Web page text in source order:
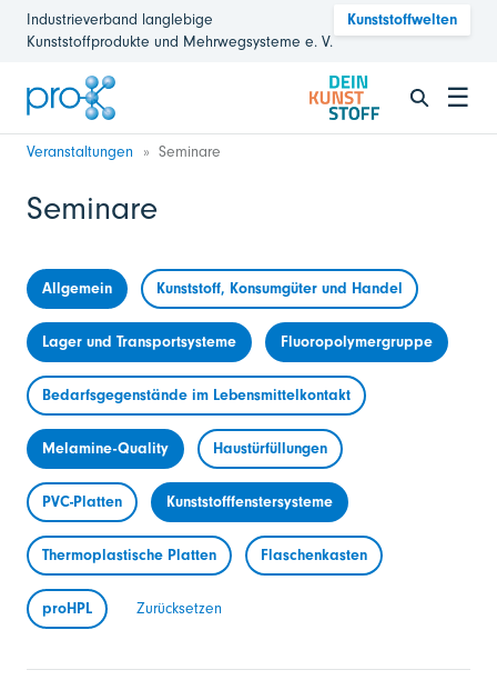
Industrieverband langlebige
Kunststoffprodukte und Mehrwegsysteme e. V.
Kunststoffwelten
☰
Veranstaltungen Seminare
Seminare
Allgemein Kunststoff, Konsumgüter und Handel
Lager und Transportsysteme Fluoropolymergruppe
Bedarfsgegenstände im Lebensmittelkontakt
Melamine-Quality Haustürfüllungen
PVC-Platten Kunststofffenstersysteme
Thermoplastische Platten Flaschenkasten
proHPL Zurücksetzen